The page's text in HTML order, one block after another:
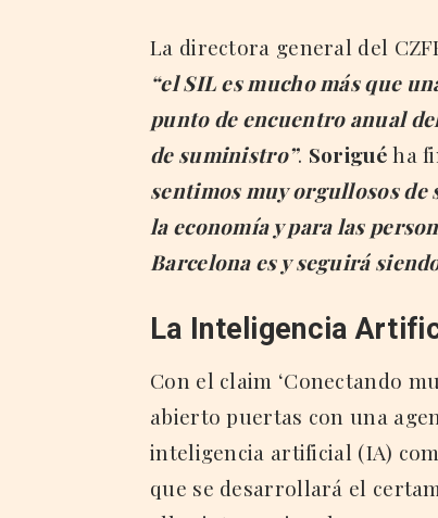
La directora general del
“el SIL es mucho más que
punto de encuentro anual
de suministro”. Soriguéha
sentimos muy orgullosos de
la economía y para las
Barcelona es y seguirá
La Inteligencia
Con el claim ‘Conectando
abierto puertas con una
inteligencia artificial (IA)
que se desarrollará el